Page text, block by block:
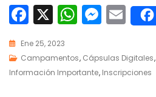
F
ac
e
b
X W
h
at
s
M
e
ss
e
E
m
ai
l
Ene 25, 2023
Campamentos, Cápsulas Digitales,
Información Importante, Inscripciones